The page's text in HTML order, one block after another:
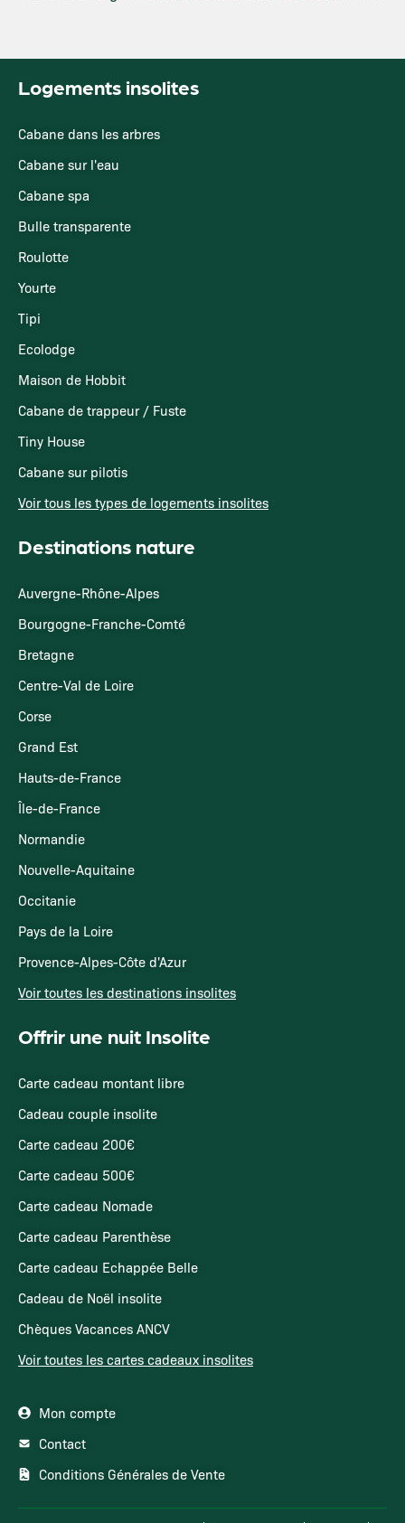
Logements insolites
Cabane dans les arbres
Cabane sur l'eau
Cabane spa
Bulle transparente
Roulotte
Yourte
Tipi
Ecolodge
Maison de Hobbit
Cabane de trappeur / Fuste
Tiny House
Cabane sur pilotis
Voir tous les types de logements insolites
Destinations nature
Auvergne-Rhône-Alpes
Bourgogne-Franche-Comté
Bretagne
Centre-Val de Loire
Corse
Grand Est
Hauts-de-France
Île-de-France
Normandie
Nouvelle-Aquitaine
Occitanie
Pays de la Loire
Provence-Alpes-Côte d'Azur
Voir toutes les destinations insolites
Offrir une nuit Insolite
Carte cadeau montant libre
Cadeau couple insolite
Carte cadeau 200€
Carte cadeau 500€
Carte cadeau Nomade
Carte cadeau Parenthèse
Carte cadeau Echappée Belle
Cadeau de Noël insolite
Chèques Vacances ANCV
Voir toutes les cartes cadeaux insolites
Mon compte
Contact
Conditions Générales de Vente